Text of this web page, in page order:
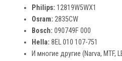
Philips: 12819W5WX1
Osram: 2835CW
Bosch: 090749F 000
Hella: 8EL 010 107-751
И многие другие (Narva, MTF,